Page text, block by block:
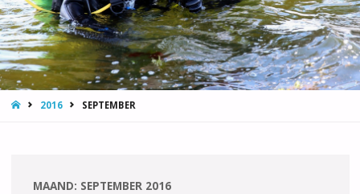
HOME2016 SEPTEMBER
MAAND: SEPTEMBER 2016